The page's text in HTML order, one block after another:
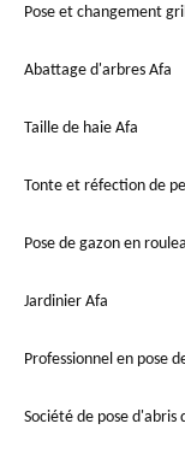
Pose et changement
Abattage d'arbres Afa
Taille de haie Afa
Tonte et réfection de
Pose de gazon en
Jardinier Afa
Professionnel en pose
Société de pose d'abris